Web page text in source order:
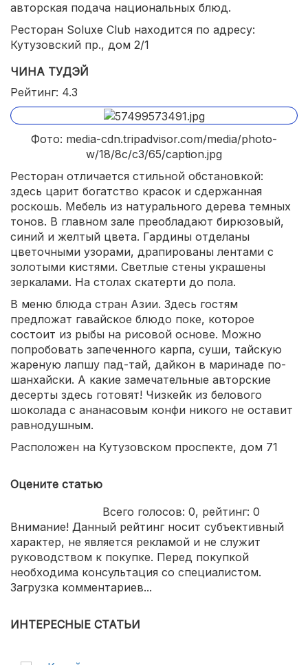
авторская подача национальных блюд.
Ресторан Soluxe Club находится по адресу:
Кутузовский пр., дом 2/1
ЧИНА ТУДЭЙ
Рейтинг: 4.3
Фото: media-cdn.tripadvisor.com/media/photo-
w/18/8c/c3/65/caption.jpg
Ресторан отличается стильной обстановкой:
здесь царит богатство красок и сдержанная
роскошь. Мебель из натурального дерева темных
тонов. В главном зале преобладают бирюзовый,
синий и желтый цвета. Гардины отделаны
цветочными узорами, драпированы лентами с
золотыми кистями. Светлые стены украшены
зеркалами. На столах скатерти до пола.
В меню блюда стран Азии. Здесь гостям
предложат гавайское блюдо поке, которое
состоит из рыбы на рисовой основе. Можно
попробовать запеченного карпа, суши, тайскую
жареную лапшу пад-тай, дайкон в маринаде по-
шанхайски. А какие замечательные авторские
десерты здесь готовят! Чизкейк из белового
шоколада с ананасовым конфи никого не оставит
равнодушным.
Расположен на Кутузовском проспекте, дом 71
Оцените статью
Всего голосов: 0, рейтинг: 0
Внимание! Данный рейтинг носит субъективный
характер, не является рекламой и не служит
руководством к покупке. Перед покупкой
необходима консультация со специалистом.
Загрузка комментариев...
ИНТЕРЕСНЫЕ СТАТЬИ